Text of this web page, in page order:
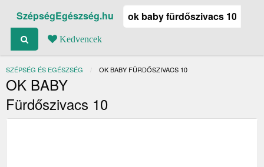
SzépségEgészség.hu
Kedvencek
SZÉPSÉG ÉS EGÉSZSÉG JELENLEGI:
OK BABY FÜRDŐSZIVACS 10
OK BABY
Fürdőszivacs 10